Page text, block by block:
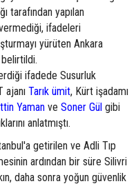
tarafından yapılan
ifadeleri
yürüten Ankara
belirtildi.
ifadede Susurluk
ajanı Tarık ümit, Kürt işadamı
Yaman ve Soner Gül gibi
anlatmıştı.
getirilen ve Adli Tıp
ardından bir süre Silivri
daha sonra yoğun güvenlik